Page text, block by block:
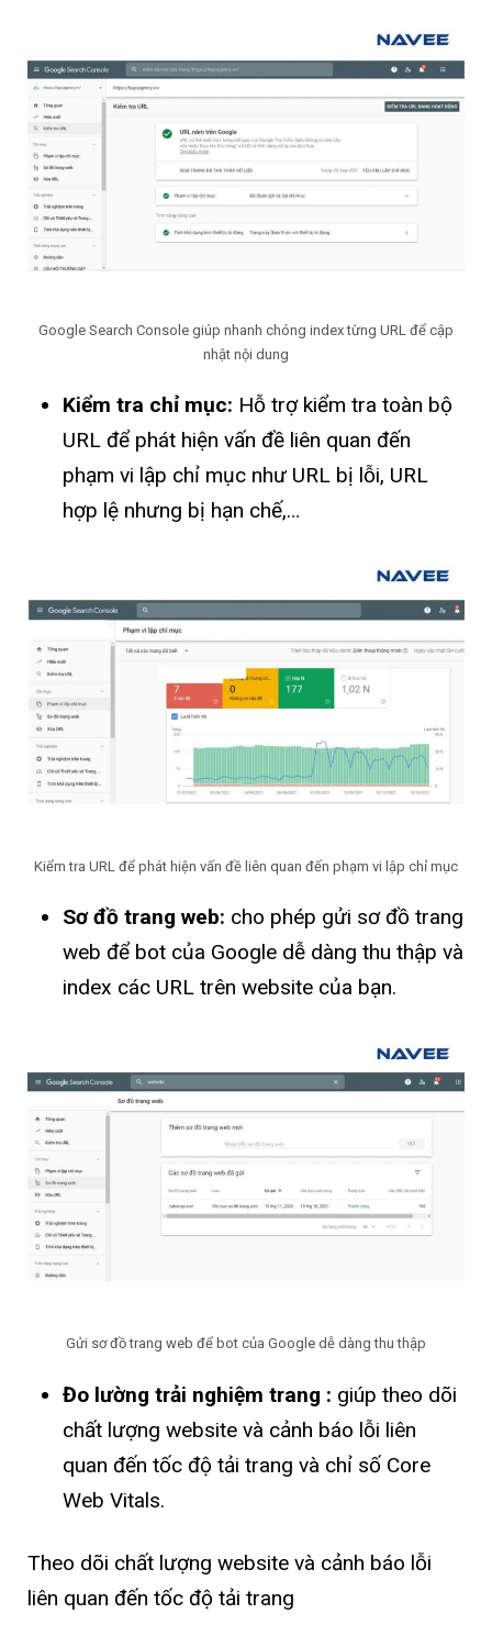
Google Search Console giúp nhanh chóng index từng URL để cập
nhật nội dung
Kiểm tra chỉ mục: Hỗ trợ kiểm tra toàn bộ
URL để phát hiện vấn đề liên quan đến
phạm vi lập chỉ mục như URL bị lỗi, URL
hợp lệ nhưng bị hạn chế,…
Kiểm tra URL để phát hiện vấn đề liên quan đến phạm vi lập chỉ mục
Sơ đồ trang web: cho phép gửi sơ đồ trang
web để bot của Google dễ dàng thu thập và
index các URL trên website của bạn.
Gửi sơ đồ trang web để bot của Google dễ dàng thu thập
Đo lường trải nghiệm trang : giúp theo dõi
chất lượng website và cảnh báo lỗi liên
quan đến tốc độ tải trang và chỉ số Core
Web Vitals.
Theo dõi chất lượng website và cảnh báo lỗi
liên quan đến tốc độ tải trang